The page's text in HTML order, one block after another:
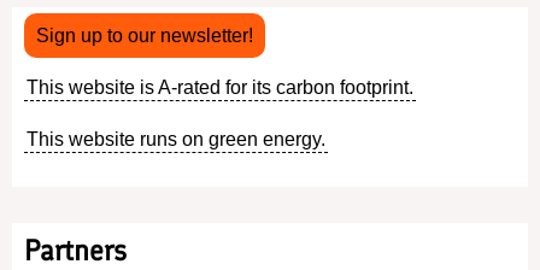
Sign up to our newsletter!
This website is A-rated for its carbon footprint.
This website runs on green energy.
Partners